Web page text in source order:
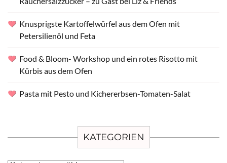
Knusprigste Kartoffelwürfel aus dem Ofen mit
Petersilienöl und Feta
Food & Bloom- Workshop und ein rotes Risotto mit
Kürbis aus dem Ofen
Pasta mit Pesto und Kichererbsen-Tomaten-Salat
KATEGORIEN